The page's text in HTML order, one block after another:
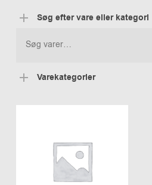
Søg efter vare eller kategori
efter:
Varekategorier